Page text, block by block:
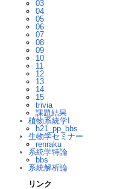
03
04
05
06
07
08
09
10
11
12
13
14
15
trivia
課題結果
植物系統学I
h21_pp_bbs
生物学セミナー
renraku
系統学特論
bbs
系統解析論
リンク